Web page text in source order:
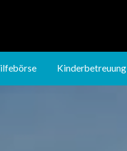
Nutzungsregeln
Kinderbetreuung